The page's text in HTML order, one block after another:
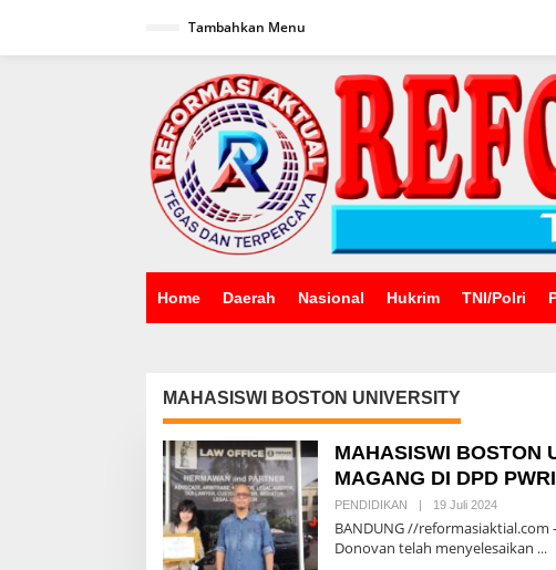
Tambahkan Menu
Home Daerah Nasional Hukrim TNI/Polri
MAHASISWI BOSTON UNIVERSITY
MAHASISWI BOSTON
MAGANG DI DPD
PENDIDIKAN | 19 Juli 2024Oleh
BANDUNG //
Donovan telah menyelesaikan